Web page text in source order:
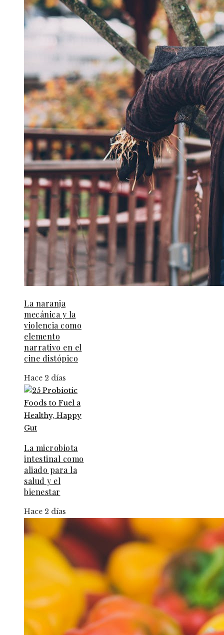
La naranja
mecánica y la
violencia como
elemento
narrativo en el
cine distópico
Hace 2 días
La microbiota
intestinal como
aliado para la
salud y el
bienestar
Hace 2 días